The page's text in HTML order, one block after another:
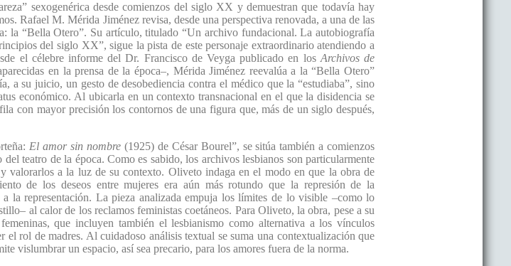
sexogenérica desde comienzos del siglo XX y demuestran que todavía hay
Rafael M. Mérida Jiménez revisa, desde una perspectiva renovada, a una de las
la “Bella Otero”. Su artículo, titulado “Un archivo fundacional. La autobiografía
del siglo XX”, sigue la pista de este personaje extraordinario atendiendo a
el célebre informe del Dr. Francisco de Veyga publicado en los Archivos de
en la prensa de la época–, Mérida Jiménez reevalúa a la “Bella Otero”
a su juicio, un gesto de desobediencia contra el médico que la “estudiaba”, sino
económico. Al ubicarla en un contexto transnacional en el que la disidencia se
con mayor precisión los contornos de una figura que, más de un siglo después,
El amor sin nombre (1925) de César Bourel”, se sitúa también a comienzos
teatro de la época. Como es sabido, los archivos lesbianos son particularmente
valorarlos a la luz de su contexto. Oliveto indaga en el modo en que la obra de
de los deseos entre mujeres era aún más rotundo que la represión de la
la representación. La pieza analizada empuja los límites de lo visible –como lo
al calor de los reclamos feministas coetáneos. Para Oliveto, la obra, pese a su
que incluyen también el lesbianismo como alternativa a los vínculos
rol de madres. Al cuidadoso análisis textual se suma una contextualización que
vislumbrar un espacio, así sea precario, para los amores fuera de la norma.